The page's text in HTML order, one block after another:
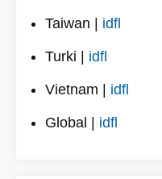
Taiwan | idfl
Turki | idfl
Vietnam | idfl
Global | idfl